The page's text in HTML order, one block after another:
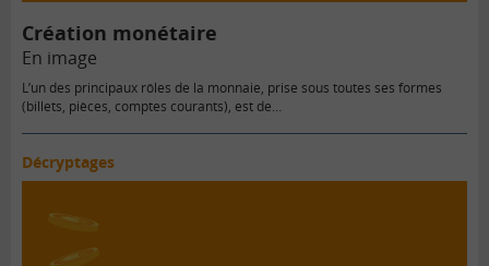
Création monétaire
En image
L’un des principaux rôles de la monnaie, prise sous toutes ses formes
(billets, pièces, comptes courants), est de…
Décryptages